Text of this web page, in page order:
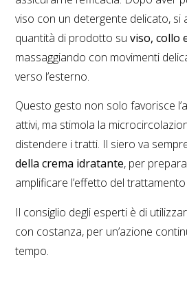
viso con un detergente delicato, si
quantità di prodotto suviso, collo
massaggiando con movimenti
verso l’esterno.
Questo gesto non solo favorisce
attivi, ma stimola la
distendere i tratti. Il siero va
della crema idratante, per
amplificare l’effetto del
Il consiglio degli esperti è di
con costanza, per un’azione
tempo.